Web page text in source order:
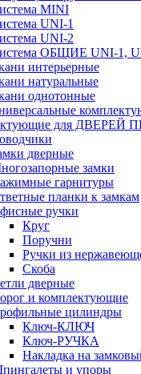
MINI
UNI-1
UNI-2
ОБЩИЕ UNI-1,
интерьерные
натуральные
однотонные
для ДВЕРЕЙ
дверные
замки
гарнитуры
планки к замкам
ручки
Круг
Поручни
Ручки из
Скоба
дверные
и комплектующие
цилиндры
Ключ-КЛЮЧ
Ключ-РУЧКА
Накладка на
и упоры